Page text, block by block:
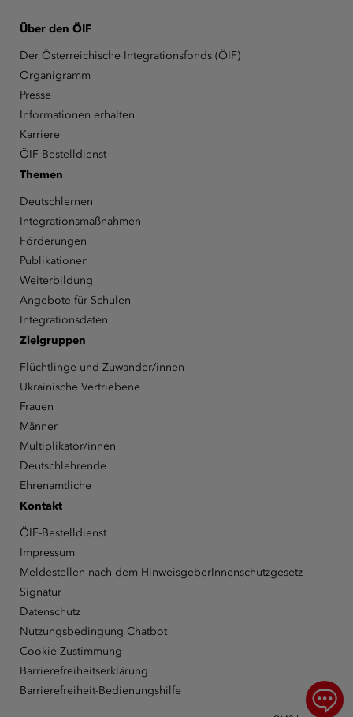
Über den ÖIF
Der Österreichische Integrationsfonds (ÖIF)
Organigramm
Presse
Informationen erhalten
Karriere
ÖIF-Bestelldienst
Themen
Deutschlernen
Integrationsmaßnahmen
Förderungen
Publikationen
Weiterbildung
Angebote für Schulen
Integrationsdaten
Zielgruppen
Flüchtlinge und Zuwander/innen
Ukrainische Vertriebene
Frauen
Männer
Multiplikator/innen
Deutschlehrende
Ehrenamtliche
Kontakt
ÖIF-Bestelldienst
Impressum
Meldestellen nach dem HinweisgeberInnenschutzgesetz
Signatur
Datenschutz
Nutzungsbedingung Chatbot
Cookie Zustimmung
Barrierefreiheitserklärung
Barrierefreiheit-Bedienungshilfe